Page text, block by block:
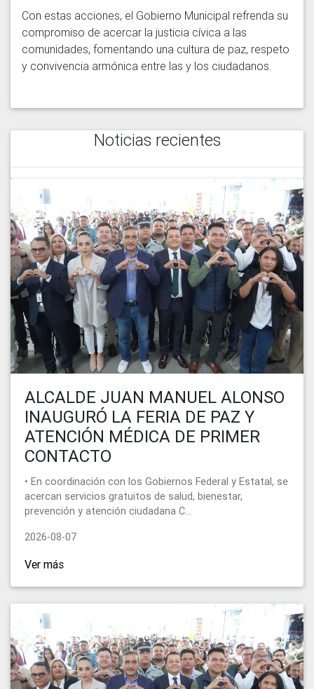
Con estas acciones, el Gobierno Municipal refrenda su
compromiso de acercar la justicia cívica a las
comunidades, fomentando una cultura de paz, respeto
y convivencia armónica entre las y los ciudadanos.
Noticias recientes
ALCALDE JUAN MANUEL ALONSO
INAUGURÓ LA FERIA DE PAZ Y
ATENCIÓN MÉDICA DE PRIMER
CONTACTO
• En coordinación con los Gobiernos Federal y Estatal, se
acercan servicios gratuitos de salud, bienestar,
prevención y atención ciudadana C...
2026-08-07
Ver más